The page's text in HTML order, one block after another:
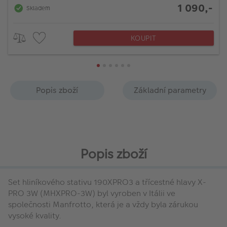
Skladem 1 090,-
KOUPIT
Popis zboží Základní parametry
Popis zboží
Set hliníkového stativu 190XPRO3 a třícestné hlavy X-
PRO 3W (MHXPRO-3W) byl vyroben v Itálii ve
společnosti Manfrotto, která je a vždy byla zárukou
vysoké kvality.